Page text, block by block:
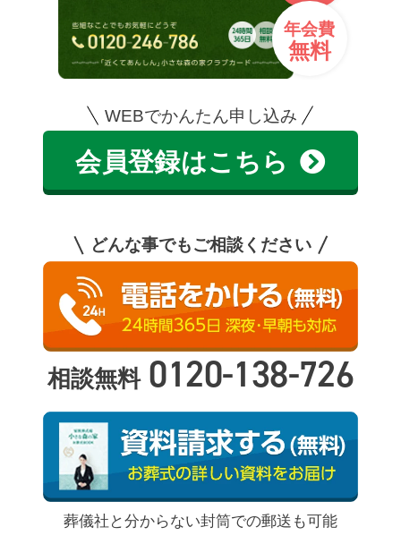
年会費
無料
WEBでかんたん申し込み
会員登録はこちら
どんな事でもご相談ください
相談無料 0120-138-726
葬儀社と分からない封筒での郵送も可能